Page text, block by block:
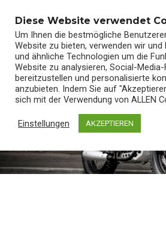
AKITA
Home/ AKITA 125CC
Diese Website verwendet
Um Ihnen die bestmögliche
Website zu bieten, verwenden wir
und ähnliche Technologien um die
Website zu analysieren, Social-
bereitzustellen und personalisierte
anzubieten. Indem Sie auf
sich mit der Verwendung von ALLEN
Einstellungen AKZEPTIEREN